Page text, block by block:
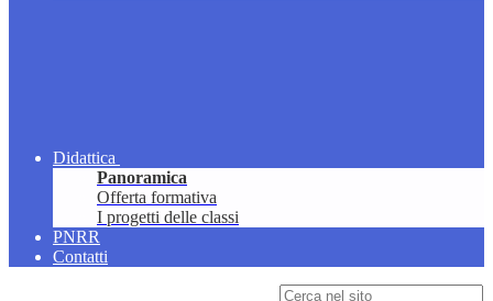
Didattica
Panoramica
Offerta formativa
I progetti delle classi
PNRR
Contatti